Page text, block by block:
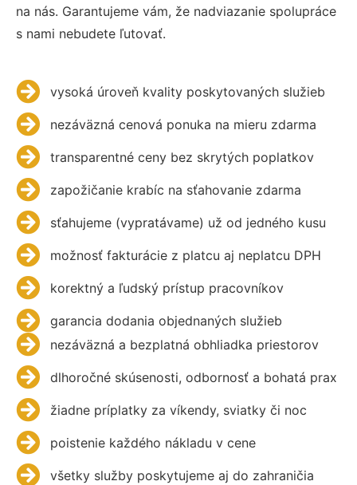
na nás. Garantujeme vám, že nadviazanie spolupráce
s nami nebudete ľutovať.
vysoká úroveň kvality poskytovaných služieb
nezáväzná cenová ponuka na mieru zdarma
transparentné ceny bez skrytých poplatkov
zapožičanie krabíc na sťahovanie zdarma
sťahujeme (vypratávame) už od jedného kusu
možnosť fakturácie z platcu aj neplatcu DPH
korektný a ľudský prístup pracovníkov
garancia dodania objednaných služieb
nezáväzná a bezplatná obhliadka priestorov
dlhoročné skúsenosti, odbornosť a bohatá prax
žiadne príplatky za víkendy, sviatky či noc
poistenie každého nákladu v cene
všetky služby poskytujeme aj do zahraničia